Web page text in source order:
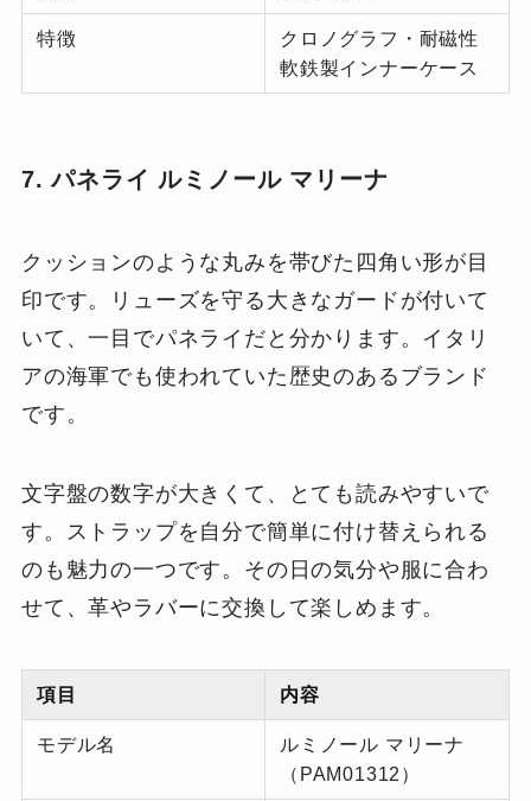
特徴
クロノグラフ・耐磁性
軟鉄製インナーケース
7. パネライ ルミノール マリーナ
クッションのような丸みを帯びた四角い形が目
印です。リューズを守る大きなガードが付いて
いて、一目でパネライだと分かります。イタリ
アの海軍でも使われていた歴史のあるブランド
です。
文字盤の数字が大きくて、とても読みやすいで
す。ストラップを自分で簡単に付け替えられる
のも魅力の一つです。その日の気分や服に合わ
せて、革やラバーに交換して楽しめます。
項目 内容
モデル名
ルミノール マリーナ
（PAM01312）